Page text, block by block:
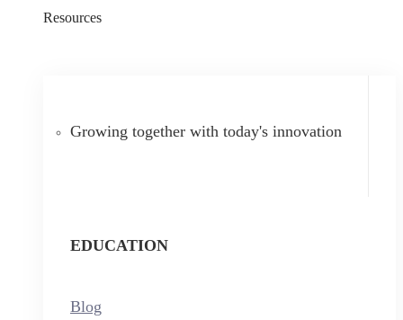
Resources
Growing together with today's innovation
EDUCATION
Blog